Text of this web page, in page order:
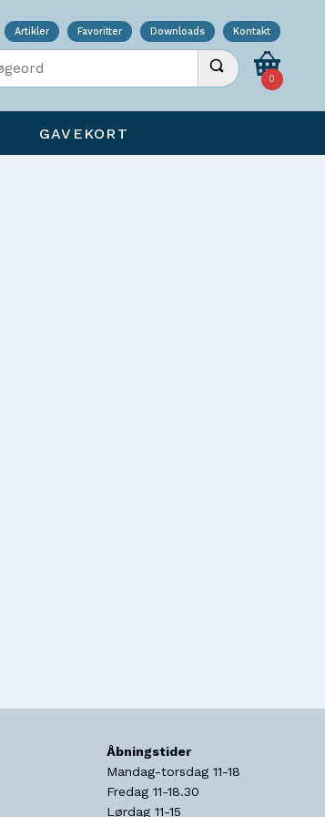
Artikler Favoritter Downloads Kontakt
Udfør søgning
0
GAVEKORT
Åbningstider
Mandag-torsdag 11-18
Fredag 11-18.30
Lørdag 11-15